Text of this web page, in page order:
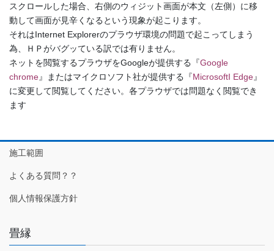
スクロールした場合、右側のウィジット画面が本文（左側）に移
動して画面が見辛くなるという現象が起こります。
それはInternet Explorerのプラウザ環境の問題で起こってしまう
為、ＨＰがバグッている訳では有りません。
ネットを閲覧するプラウザをGoogleが提供する『Google
chrome』またはマイクロソフト社が提供する『MicrosoftI Edge』
に変更して閲覧してください。各プラウザでは問題なく閲覧でき
ます
施工範囲
よくある質問？？
個人情報保護方針
畳縁